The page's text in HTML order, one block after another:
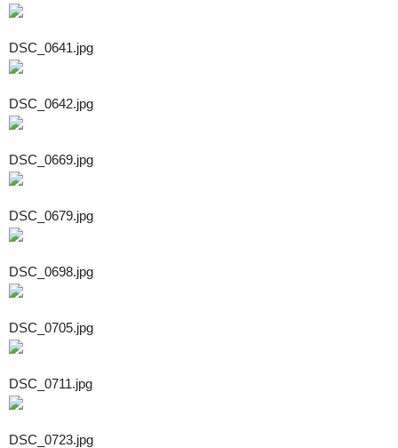
DSC_0641.jpg
DSC_0642.jpg
DSC_0669.jpg
DSC_0679.jpg
DSC_0698.jpg
DSC_0705.jpg
DSC_0711.jpg
DSC_0723.jpg